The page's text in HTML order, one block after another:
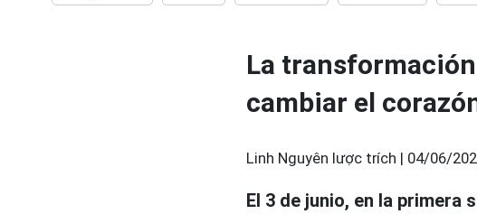
La
cambiar el
Linh Nguyên lược trích | 04/06/
El 3 de junio, en la primera